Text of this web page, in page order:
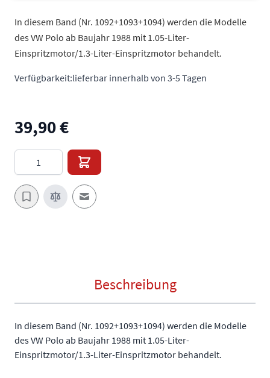
In diesem Band (Nr. 1092+1093+1094) werden die Modelle
des VW Polo ab Baujahr 1988 mit 1.05-Liter-
Einspritzmotor/1.3-Liter-Einspritzmotor behandelt.
Verfügbarkeit:lieferbar innerhalb von 3-5 Tagen
39,90 €
Menge
E-Mail an einen Freund
Beschreibung
In diesem Band (Nr. 1092+1093+1094) werden die Modelle
des VW Polo ab Baujahr 1988 mit 1.05-Liter-
Einspritzmotor/1.3-Liter-Einspritzmotor behandelt.